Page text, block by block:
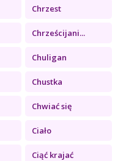
Chrzest
Chrześcijani...
Chuligan
Chustka
Chwiać się
Ciało
Ciąć krajać